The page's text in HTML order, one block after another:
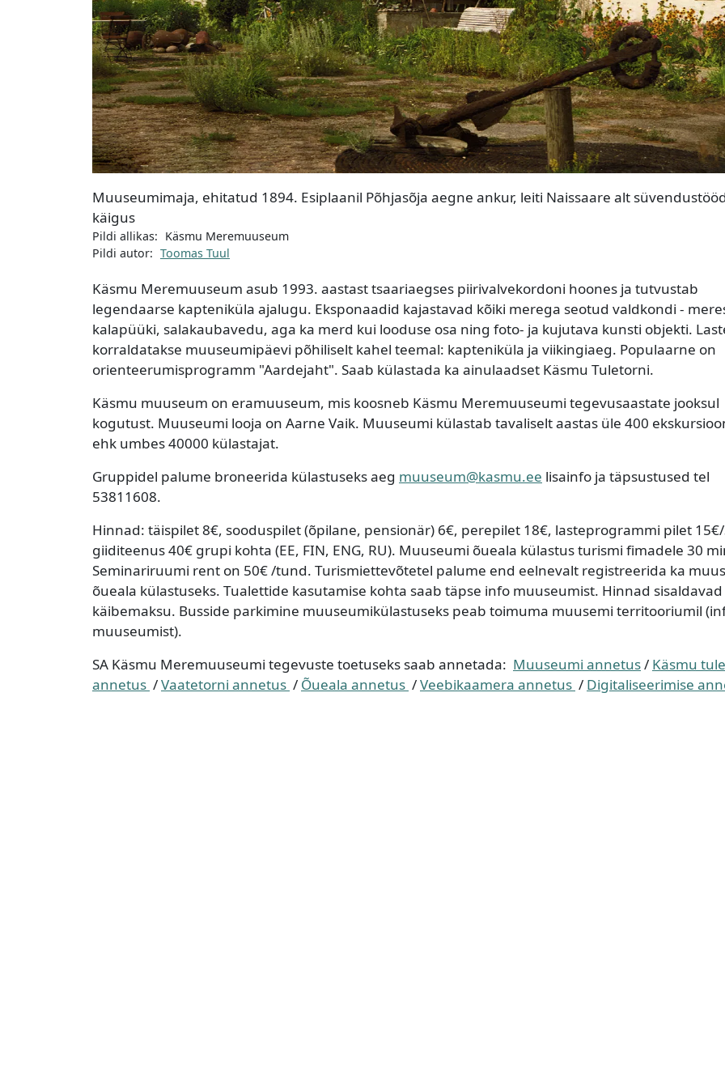
Muuseumimaja, ehitatud 1894. Esiplaanil Põhjasõja aegne ankur, leiti Naissaare alt
käigus
Pildi allikas: Käsmu Meremuuseum
Pildi autor: Toomas Tuul
Käsmu Meremuuseum asub 1993. aastast tsaariaegses piirivalvekordoni hoones ja tutvustab
legendaarse kapteniküla ajalugu. Eksponaadid kajastavad kõiki merega seotud valdkondi -
kalapüüki, salakaubavedu, aga ka merd kui looduse osa ning foto- ja kujutava kunsti objekti.
korraldatakse muuseumipäevi põhiliselt kahel teemal: kapteniküla ja viikingiaeg. Populaarne on
orienteerumisprogramm "Aardejaht". Saab külastada ka ainulaadset Käsmu Tuletorni.
Käsmu muuseum on eramuuseum, mis koosneb Käsmu Meremuuseumi tegevusaastate jooksul
kogutust. Muuseumi looja on Aarne Vaik. Muuseumi külastab tavaliselt aastas üle 400
ehk umbes 40000 külastajat.
Gruppidel palume broneerida külastuseks aeg muuseum@kasmu.ee lisainfo ja täpsustused tel
53811608.
Hinnad: täispilet 8€, sooduspilet (õpilane, pensionär) 6€, perepilet 18€, lasteprogrammi pilet
giiditeenus 40€ grupi kohta (EE, FIN, ENG, RU). Muuseumi õueala külastus turismi fimadele 30
Seminariruumi rent on 50€ /tund. Turismiettevõtetel palume end eelnevalt registreerida ka
õueala külastuseks. Tualettide kasutamise kohta saab täpse info muuseumist. Hinnad sisaldavad
käibemaksu. Busside parkimine muuseumikülastuseks peab toimuma muusemi territooriumil
muuseumist).
SA Käsmu Meremuuseumi tegevuste toetuseks saab annetada: Muuseumi annetus/ Käsmu
annetus /Vaatetorni annetus / Õueala annetus /Veebikaamera annetus / Digitaliseerimise